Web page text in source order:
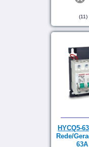
HYCQ5-
Rede/